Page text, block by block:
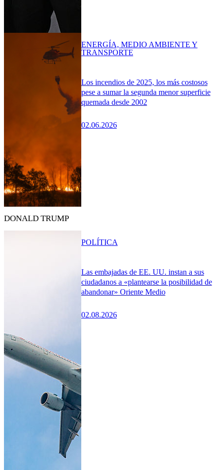
Los incendios de 2025, los más costosos
pese a sumar la segunda menor superficie
quemada desde 2002
02.06.2026
ENERGÍA, MEDIO AMBIENTE Y
TRANSPORTE
DONALD TRUMP
Las embajadas de EE. UU. instan a sus
ciudadanos a «plantearse la posibilidad de
abandonar» Oriente Medio
02.08.2026
POLÍTICA